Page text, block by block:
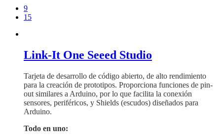
9
15
Link-It One Seeed Studio
Tarjeta de desarrollo de código abierto, de alto rendimiento
para la creación de prototipos. Proporciona funciones de pin-
out similares a Arduino, por lo que facilita la conexión
sensores, periféricos, y Shields (escudos) diseñados para
Arduino.
Todo en uno: